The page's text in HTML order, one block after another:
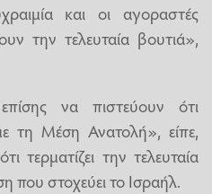
και οι αγοραστές
την τελευταία βουτιά»,
να πιστεύουν ότι
τη Μέση Ανατολή», είπε,
τερματίζει την τελευταία
που στοχεύει το Ισραήλ.